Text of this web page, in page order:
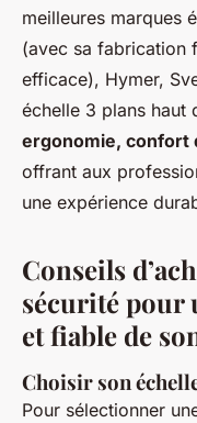
meilleures marques
(avec sa fabrication
efficace), Hymer,
échelle 3 plans haut
ergonomie, confort
offrant aux
une expérience
Conseils
sécurité pour
et fiable de
Choisir son
Pour sélectionner